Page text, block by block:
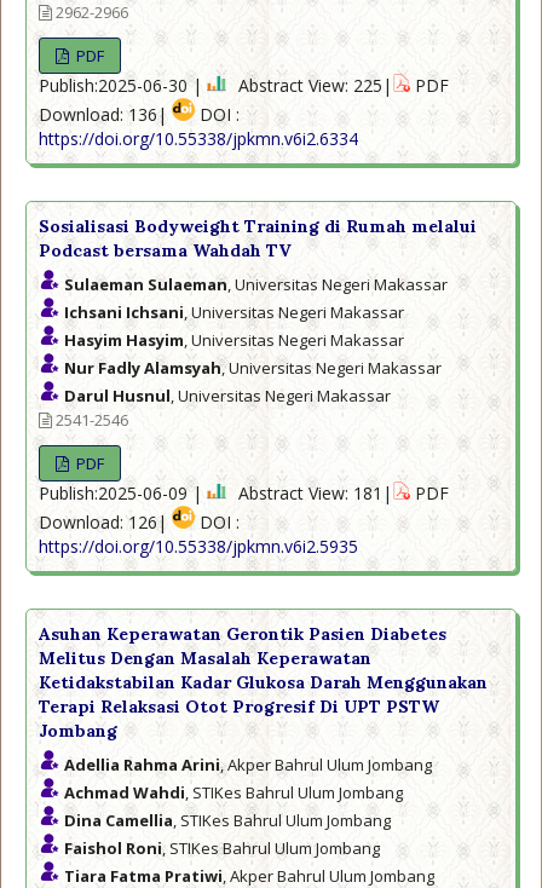
2962-2966
PDF
Publish:2025-06-30 | Abstract View: 225|
PDF
Download: 136|
DOI :
https://doi.org/10.55338/jpkmn.v6i2.6334
Sosialisasi Bodyweight Training di Rumah melalui
Podcast bersama Wahdah TV
Sulaeman Sulaeman, Universitas Negeri Makassar
Ichsani Ichsani, Universitas Negeri Makassar
Hasyim Hasyim, Universitas Negeri Makassar
Nur Fadly Alamsyah, Universitas Negeri Makassar
Darul Husnul, Universitas Negeri Makassar
2541-2546
PDF
Publish:2025-06-09 | Abstract View: 181|
PDF
Download: 126|
DOI :
https://doi.org/10.55338/jpkmn.v6i2.5935
Asuhan Keperawatan Gerontik Pasien Diabetes
Melitus Dengan Masalah Keperawatan
Ketidakstabilan Kadar Glukosa Darah Menggunakan
Terapi Relaksasi Otot Progresif Di UPT PSTW
Jombang
Adellia Rahma Arini, Akper Bahrul Ulum Jombang
Achmad Wahdi, STIKes Bahrul Ulum Jombang
Dina Camellia, STIKes Bahrul Ulum Jombang
Faishol Roni, STIKes Bahrul Ulum Jombang
Tiara Fatma Pratiwi, Akper Bahrul Ulum Jombang